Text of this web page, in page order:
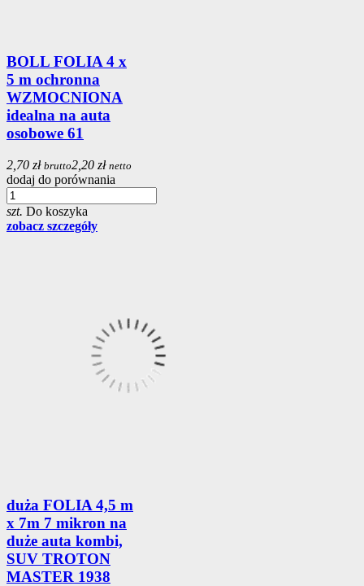
BOLL FOLIA 4 x
5 m ochronna
WZMOCNIONA
idealna na auta
osobowe 61
2,70 zł brutto2,20 zł netto
dodaj do porównania
szt. Do koszyka
zobacz szczegóły
duża FOLIA 4,5 m
x 7m 7 mikron na
duże auta kombi,
SUV TROTON
MASTER 1938